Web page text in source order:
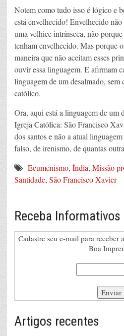
Notem como tudo isso é lógico e
está envelhecido! Envelhecido
uma velhice intrínseca, não porque
tenham envelhecido. Mas porque
maneira que não aceitam esses
ouvir essa linguagem. E afirmam
linguagem de um desalmado, sem
católico.
Ora, aqui está a linguagem de um
Igreja Católica: São Francisco
dos santos e não a atual
falso, de irenismo, de quantas
Ecumenismo, Índia, Missão
Santidade, São Francisco Xavier
Receba Informativos
Cadastre seu e-mail para receber
Boa
Artigos recentes